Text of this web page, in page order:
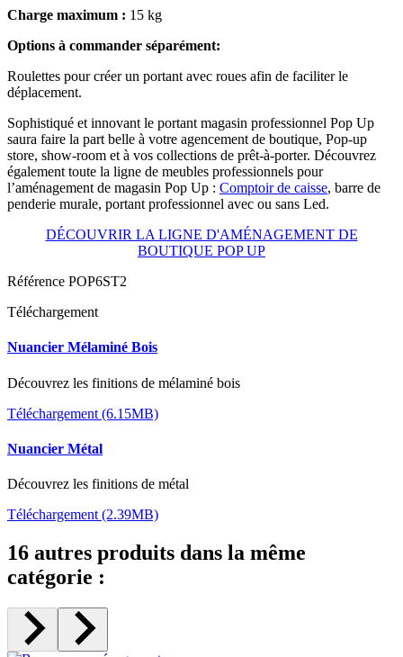
Charge maximum : 15 kg
Options à commander séparément:
Roulettes pour créer un portant avec roues afin de faciliter le
déplacement.
Sophistiqué et innovant le portant magasin professionnel Pop Up
saura faire la part belle à votre agencement de boutique, Pop-up
store, show-room et à vos collections de prêt-à-porter. Découvrez
également toute la ligne de meubles professionnels pour
l’aménagement de magasin Pop Up : Comptoir de caisse, barre de
penderie murale, portant professionnel avec ou sans Led.
DÉCOUVRIR LA LIGNE D'AMÉNAGEMENT DE
BOUTIQUE POP UP
Référence POP6ST2
Téléchargement
Nuancier Mélaminé Bois
Découvrez les finitions de mélaminé bois
Téléchargement (6.15MB)
Nuancier Métal
Découvrez les finitions de métal
Téléchargement (2.39MB)
16 autres produits dans la même
catégorie :